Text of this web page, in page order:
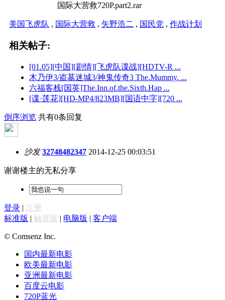
国际大营救720P.part2.rar
美国飞虎队 , 国际大营救 , 矢野浩二 , 国民党 , 作战计划
相关帖子:
[01.05][中国][剧情][飞虎队谍战][HDTV-R ...
木乃伊3/盗墓迷城3/神鬼传奇3 The.Mummy. ...
六福客栈[国英]The.Inn.of.the.Sixth.Hap ...
[谍·莲花][HD-MP4/823MB][国语中字][720 ...
倒序浏览 共有0条回复
沙发 32748482347 2014-12-25 00:03:51
谢谢楼主的无私分享
登录 | 注册
标准版 | 触屏版 | 电脑版 | 客户端
© Comsenz Inc.
国内最新电影
欧美最新电影
亚洲最新电影
百度云电影
720P蓝光